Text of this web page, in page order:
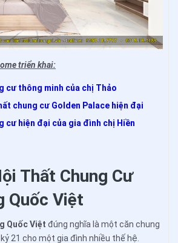
triển khai:
cư thông minh của chị Thảo
chung cư Golden Palace hiện đại
cư hiện đại của gia đình chị Hiền
Thất Chung Cư
Quốc Việt
Quốc Việt đúng nghĩa là một căn chung
21 cho một gia đình nhiều thế hệ.